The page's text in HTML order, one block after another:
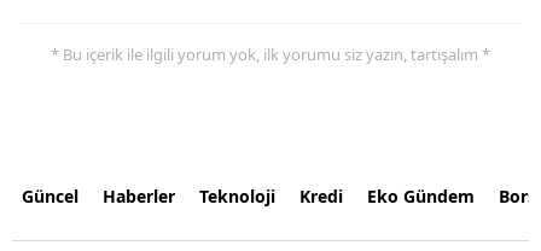
* Bu içerik ile ilgili yorum yok, ilk yorumu siz yazın, tartışalım *
Güncel Haberler Teknoloji Kredi Eko Gündem